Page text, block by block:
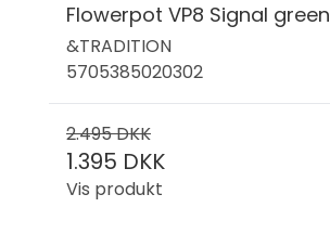
Flowerpot VP8 Signal green
&TRADITION
5705385020302
2.495 DKK
1.395 DKK
Vis produkt